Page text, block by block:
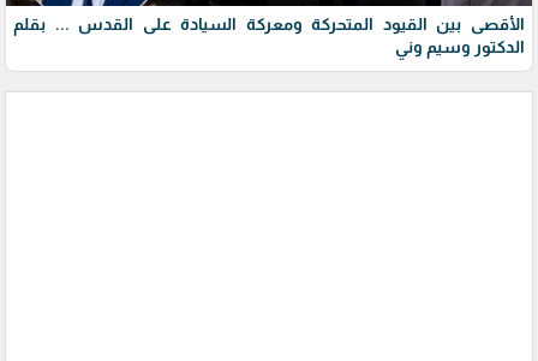
الأقصى بين القيود المتحركة ومعركة السيادة على القدس ... بقلم
الدكتور وسيم وني